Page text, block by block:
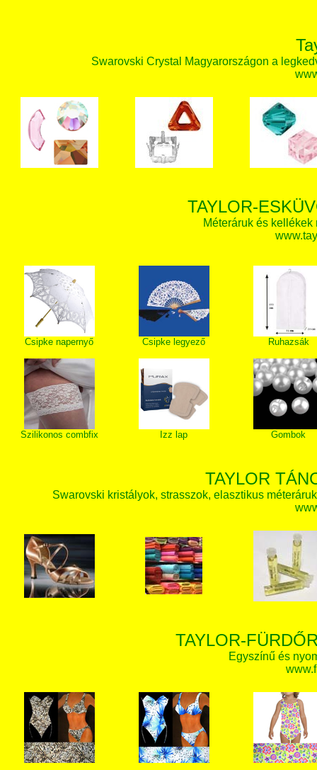
Swarovski Crystal Magyarországon a
TAYLOR-
Méteráruk és
Csipke napernyő Csipke legyező Ruhazsák
Szilikonos combfix Izz lap Gombok
TAYLOR
Swarovski kristályok, strasszok, elasztikus
TAYLOR-
Egyszínű és